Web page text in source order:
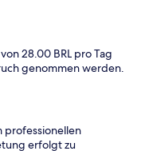
28.00 BRL pro Tag
genommen werden.
professionellen
erfolgt zu